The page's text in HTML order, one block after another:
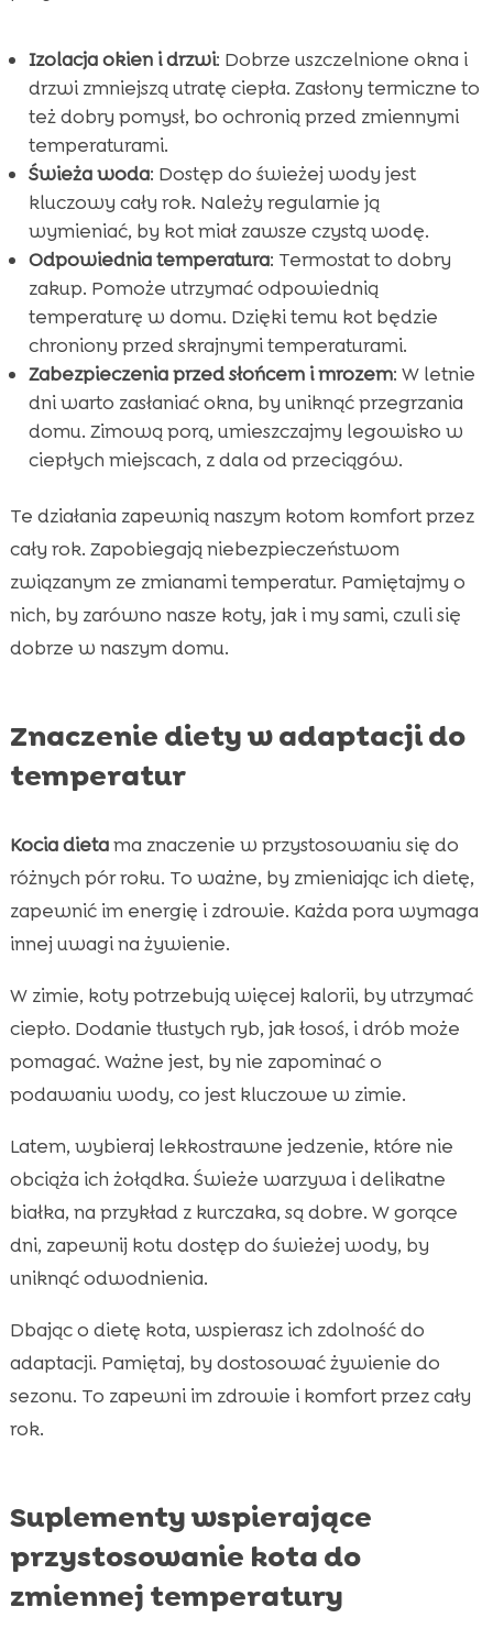
Izolacja okien i drzwi: Dobrze uszczelnione okna i
drzwi zmniejszą utratę ciepła. Zasłony termiczne to
też dobry pomysł, bo ochronią przed zmiennymi
temperaturami.
Świeża woda: Dostęp do świeżej wody jest
kluczowy cały rok. Należy regularnie ją
wymieniać, by kot miał zawsze czystą wodę.
Odpowiednia temperatura: Termostat to dobry
zakup. Pomoże utrzymać odpowiednią
temperaturę w domu. Dzięki temu kot będzie
chroniony przed skrajnymi temperaturami.
Zabezpieczenia przed słońcem i mrozem: W letnie
dni warto zasłaniać okna, by uniknąć przegrzania
domu. Zimową porą, umieszczajmy legowisko w
ciepłych miejscach, z dala od przeciągów.
Te działania zapewnią naszym kotom komfort przez
cały rok. Zapobiegają niebezpieczeństwom
związanym ze zmianami temperatur. Pamiętajmy o
nich, by zarówno nasze koty, jak i my sami, czuli się
dobrze w naszym domu.
Znaczenie diety w adaptacji do
temperatur
Kocia dietama znaczenie w przystosowaniu się do
różnych pór roku. To ważne, by zmieniając ich dietę,
zapewnić im energię i zdrowie. Każda pora wymaga
innej uwagi na żywienie.
W zimie, koty potrzebują więcej kalorii, by utrzymać
ciepło. Dodanie tłustych ryb, jak łosoś, i drób może
pomagać. Ważne jest, by nie zapominać o
podawaniu wody, co jest kluczowe w zimie.
Latem, wybieraj lekkostrawne jedzenie, które nie
obciąża ich żołądka. Świeże warzywa i delikatne
białka, na przykład z kurczaka, są dobre. W gorące
dni, zapewnij kotu dostęp do świeżej wody, by
uniknąć odwodnienia.
Dbając o dietę kota, wspierasz ich zdolność do
adaptacji. Pamiętaj, by dostosować żywienie do
sezonu. To zapewni im zdrowie i komfort przez cały
rok.
Suplementy wspierające
przystosowanie kota do
zmiennej temperatury